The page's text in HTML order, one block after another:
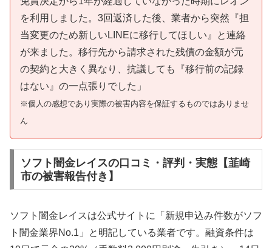
を利用しました。3回返済した後、業者から突然『担
当変更のため新しいLINEに移行してほしい』と連絡
が来ました。移行先から請求された残債の金額が元
の契約と大きく異なり、抗議しても『移行前の記録
はない』の一点張りでした」
※個人の感想であり実際の被害内容を保証するものではありませ
ん
ソフト闇金レイスの口コミ・評判・実態【韮崎
市の被害報告付き】
ソフト闇金レイスは公式サイトに「新規申込み件数がソフ
ト闇金業界No.1」と明記している業者です。融資条件は